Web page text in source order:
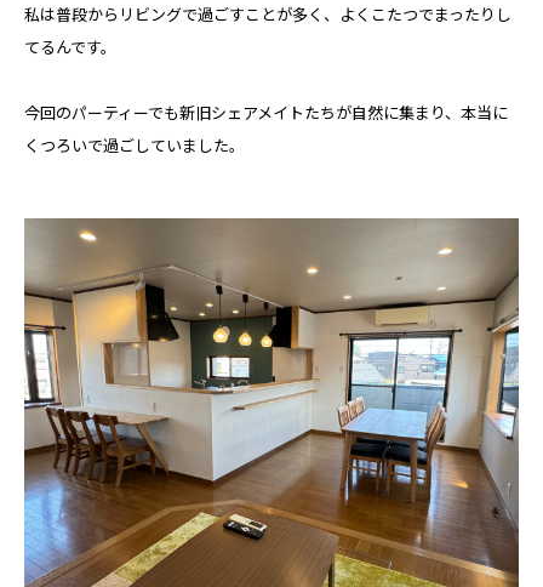
私は普段からリビングで過ごすことが多く、よくこたつでまったりし
てるんです。
今回のパーティーでも新旧シェアメイトたちが自然に集まり、本当に
くつろいで過ごしていました。